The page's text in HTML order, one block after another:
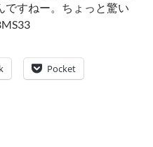
ですねー。ちょっと驚い
Pocket